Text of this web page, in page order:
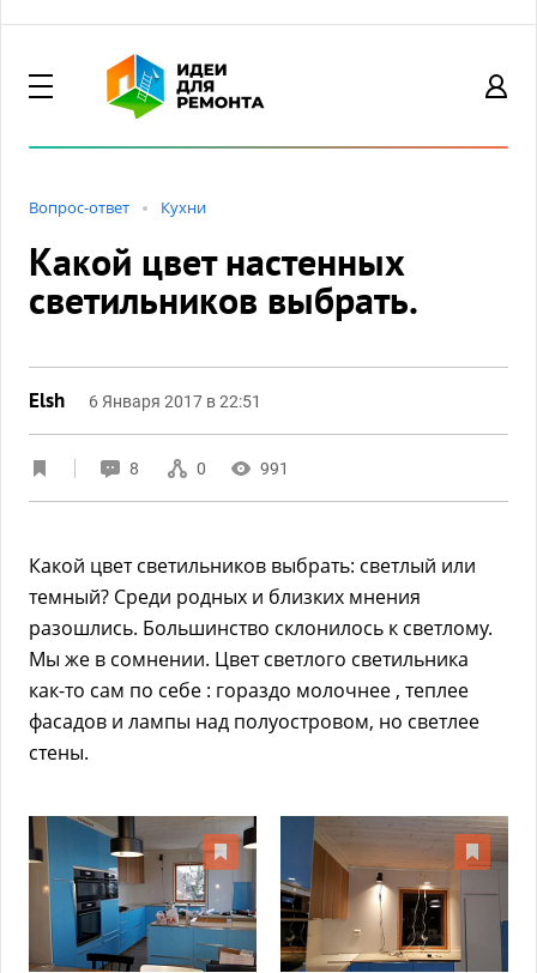
Вопрос-ответ Кухни
Какой цвет настенных
светильников выбрать.
Elsh 6 Января 2017 в 22:51
8 0 991
Какой цвет светильников выбрать: светлый или
темный? Среди родных и близких мнения
разошлись. Большинство склонилось к светлому.
Мы же в сомнении. Цвет светлого светильника
как-то сам по себе : гораздо молочнее , теплее
фасадов и лампы над полуостровом, но светлее
стены.